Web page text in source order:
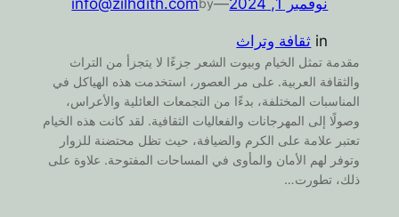
in ثقافة وتراث
مقدمة تمثل الخيام وبيوت الشعر جزءًا لا يتجزأ من التراث
والثقافة العربية. على مر العصور، استخدمت هذه الهياكل في
المناسبات المختلفة، بدءًا من التجمعات العائلية والأعراس،
وصولًا إلى المهرجانات والفعاليات الثقافية. لقد كانت هذه الخيام
تعتبر علامة على الكرم والضيافة، حيث تظل محتضنة للزوار
وتوفر لهم الأمان والمأوى في المساحات المفتوحة. علاوة على
ذلك، تطورت…